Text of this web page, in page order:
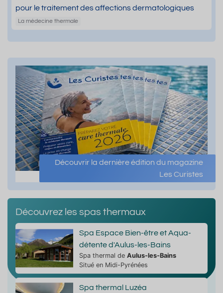
pour le traitement des affections dermatologiques
La médecine thermale
Découvrir la dernière édition du magazine
Les Curistes
Découvrez les spas thermaux
Spa Espace Bien-être et Aqua-
détente d'Aulus-les-Bains
Spa thermal de Aulus-les-Bains
Situé en Midi-Pyrénées
Spa thermal Luzéa